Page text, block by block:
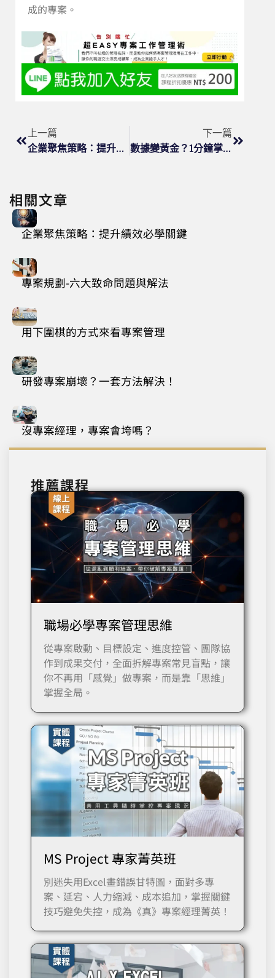
成的專案。
上一篇
企業聚焦策略：提升績效必學關鍵
下一篇
數據變黃金？1分鐘掌握職場致勝關鍵
相關文章
企業聚焦策略：提升績效必學關鍵
專案規劃-六大致命問題與解法
用下圍棋的方式來看專案管理
研發專案崩壞？一套方法解決！
沒專案經理，專案會垮嗎？
推薦課程
職場必學專案管理思維
從專案啟動、目標設定、進度控管、團隊協
作到成果交付，全面拆解專案常見盲點，讓
你不再用「感覺」做專案，而是靠「思維」
掌握全局。
MS Project 專家菁英班
別迷失用Excel畫錯誤甘特圖，面對多專
案、延宕、人力縮減、成本追加，掌握關鍵
技巧避免失控，成為《真》專案經理菁英！